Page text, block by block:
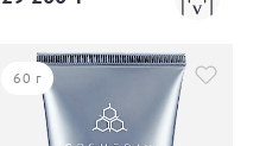
60 г